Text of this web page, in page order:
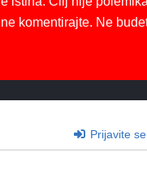
komentirajte. Ne
Prijavite se